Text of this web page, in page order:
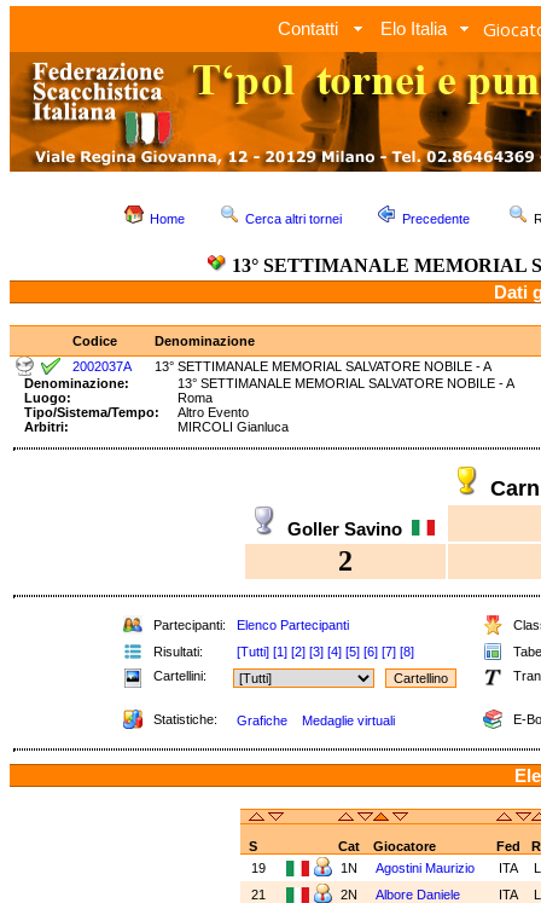
Contatti Elo Italia
Home Cerca altri tornei Precedente
13° SETTIMANALE MEMORIAL
Dati
Codice
Denominazione
2002037A
13° SETTIMANALE MEMORIAL SALVATORE NOBILE - A
Denominazione:
13° SETTIMANALE MEMORIAL SALVATORE NOBILE -
Luogo:
Roma
Tipo/Sistema/Tempo:
Altro Evento
Arbitri:
MIRCOLI Gianluca
Goller Savino
2
Partecipanti: Elenco Partecipanti
Risultati:
[Tutti] [1] [2] [3] [4] [5] [6] [7] [8]
Cartellini:
Statistiche: Grafiche Medaglie virtuali E-
S Cat Giocatore Fed
19
1N Agostini Maurizio ITA
21
2N Albore Daniele ITA